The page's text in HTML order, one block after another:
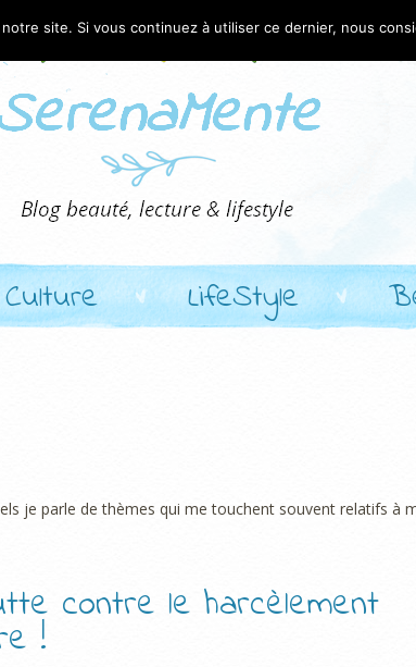
Culture LifeStyle
je parle de thèmes qui me touchent souvent relatifs à
contre le harcèlement
!
site. Si vous continuez à utiliser ce dernier, nous